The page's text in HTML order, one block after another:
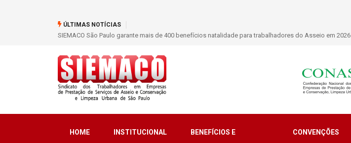
ÚLTIMAS NOTÍCIAS
SIEMACO São Paulo garante mais de 400 benefícios natalidade para trabalhadores do Asseio em 2026
HOME INSTITUCIONAL BENEFÍCIOS E CONVENÇÕES